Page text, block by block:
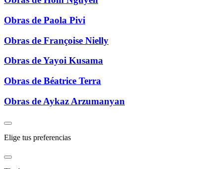
Obras de Paola Pivi
Obras de Françoise Nielly
Obras de Yayoi Kusama
Obras de Béatrice Terra
Obras de Aykaz Arzumanyan
Elige tus preferencias